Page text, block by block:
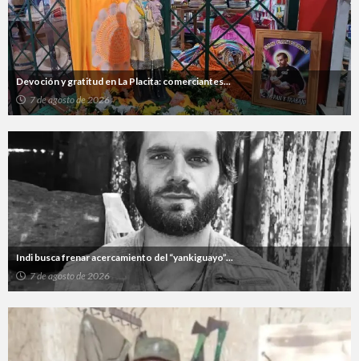
Devoción y gratitud en La Placita: comerciantes...
7 de agosto de 2026
Indi busca frenar acercamiento del “yankiguayo”...
7 de agosto de 2026